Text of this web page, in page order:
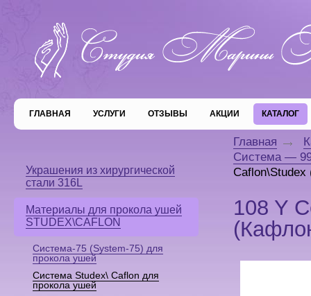
ГЛАВНАЯ УСЛУГИ ОТЗЫВЫ АКЦИИ КАТАЛОГ
Украшения из хирургической
стали 316L
Материалы для прокола ушей
STUDEX\CAFLON
Система-75 (System-75) для
прокола ушей
Система Studex\ Caflon для
прокола ушей
Главная
Система —
108 Y